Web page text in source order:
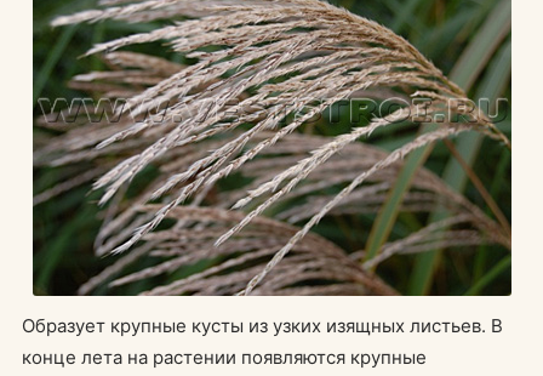
Образует крупные кусты из узких изящных листьев. В
конце лета на растении появляются крупные